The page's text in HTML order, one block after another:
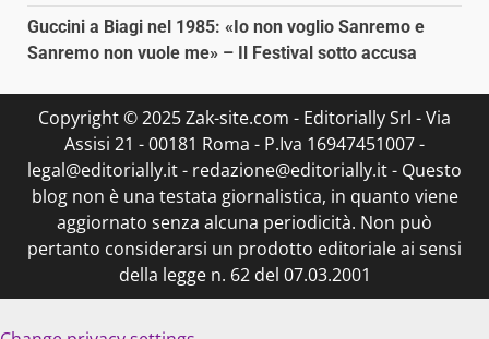
Guccini a Biagi nel 1985: «Io non voglio Sanremo e
Sanremo non vuole me» – Il Festival sotto accusa
Copyright © 2025 Zak-site.com - Editorially Srl - Via
Assisi 21 - 00181 Roma - P.Iva 16947451007 -
legal@editorially.it - redazione@editorially.it - Questo
blog non è una testata giornalistica, in quanto viene
aggiornato senza alcuna periodicità. Non può
pertanto considerarsi un prodotto editoriale ai sensi
della legge n. 62 del 07.03.2001